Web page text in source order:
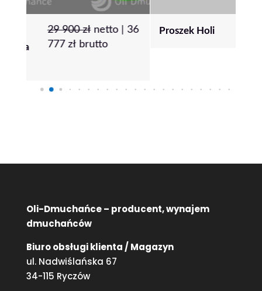
Proszek Holi 5zł netto |6zł brutto
Oli-Dmuchańce – producent, wynajem
dmuchańców
Biuro obsługi klienta / Magazyn
ul. Nadwiślańska 67
34-115 Ryczów